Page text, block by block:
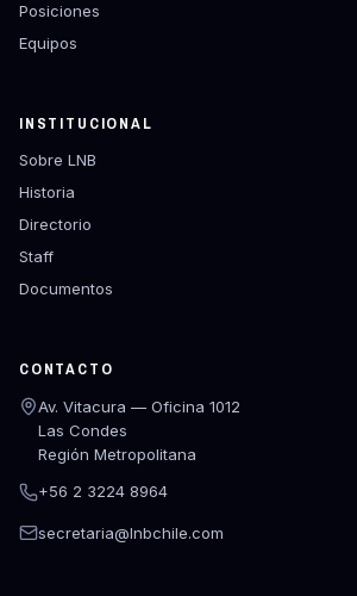
Posiciones
Equipos
INSTITUCIONAL
Sobre LNB
Historia
Directorio
Staff
Documentos
CONTACTO
Av. Vitacura — Oficina 1012
Las Condes
Región Metropolitana
+56 2 3224 8964
secretaria@lnbchile.com